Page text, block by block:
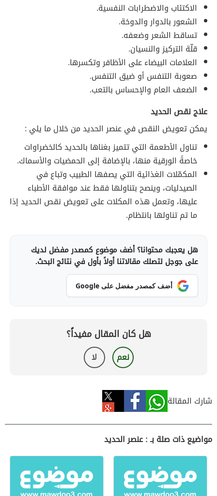
الاكتئاب والاضطرابات النفسية.
الشعور بالدوار والدوخة.
تساقط الشعر وضعفه.
قلّة التركيز والنسيان.
العلامات البيضاء على الأظافر وتكسرها.
صعوبة التنفس أو ضيق التنفس.
الضعف العام والإحساس بالتعب.
علاج نقص الحديد
يمكن تعويض النقص في عنصر الحديد من خلال ما يلي :
تناول الأطعمة التي تتميز بغناها بالحديد كالخضراوات
خاصةً الورقية منها، بالإضافة إلى الحمضيات والأسماك.
المكمّلات الغذائية التي يصفها الطبيب وتباع في
الصيدليات، وينصح بتناولها فقط عند موافقة الأطباء
عليها، وتعمل هذه المكلات على تعويض نقص الحديد إذا
ما تم تناولها بانتظام.
هل يعجبك محتوانا؟ أضف موضوع كمصدر مفضل لديك
على جوجل لتصلك مقالاتنا أولاً بأول في نتائج البحث.
أضف كمصدر مفضل على Google
هل كان المقال مفيداً؟
نعم لا
شارك المقالة
مواضيع ذات صلة بـ : عنصر الحديد